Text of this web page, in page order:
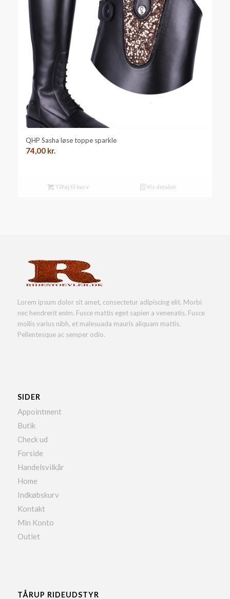
QHP Sasha løse toppe sparkle
74,00 kr.
Tilføj til kurv Vis detaljer
Lorem ipsum dolor sit amet, consectetur adipiscing elit. Morbi
nec hendrerit enim. Fusce mattis eget sapien a venenatis. Fusce
mollis varius nibh, et malesuada mauris aliquam mattis.
Pellentesque ac semper odio.
SIDER
Appointment
Butik
Check ud
Forside
Handelsvilkår
Home
Indkøbskurv
Kontakt
Min Konto
Outlet
TÅRUP RIDEUDSTYR